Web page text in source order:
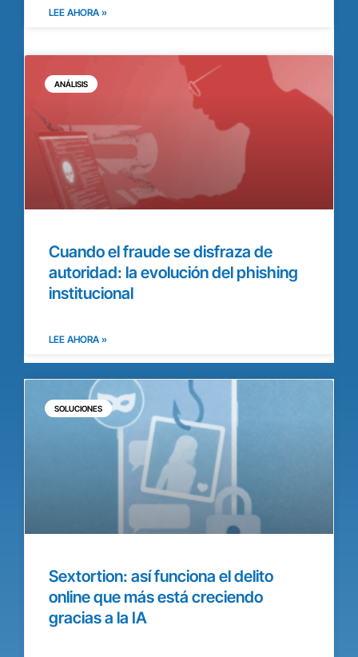
LEE AHORA »
ANÁLISIS
Cuando el fraude se disfraza de
autoridad: la evolución del phishing
institucional
LEE AHORA »
SOLUCIONES
Sextortion: así funciona el delito
online que más está creciendo
gracias a la IA